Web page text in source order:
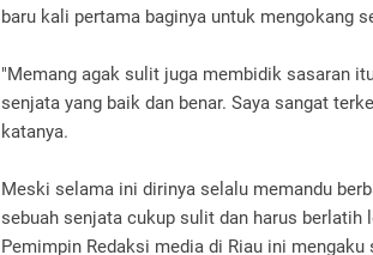
baru kali pertama baginya untuk mengokang
"Memang agak sulit juga membidik sasaran
senjata yang baik dan benar. Saya sangat
katanya.
Meski selama ini dirinya selalu memandu
sebuah senjata cukup sulit dan harus berlatih
Pemimpin Redaksi media di Riau ini